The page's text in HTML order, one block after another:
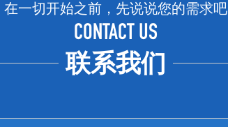
在一切开始之前，先说说您的需求吧
CONTACT US
联系我们